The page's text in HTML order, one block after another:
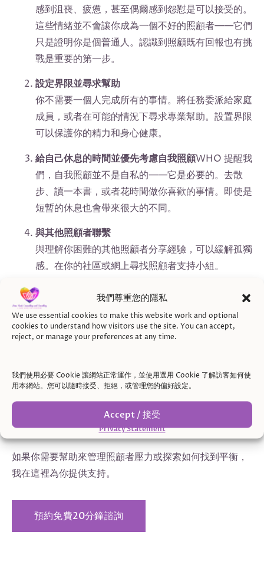
我們尊重您的隱私
We use essential cookies to make this website work and optional
cookies to understand how visitors use the site. You can accept,
reject, or manage your preferences at any time.
我們使用必要 Cookie 讓網站正常運作，並使用選用 Cookie 了解訪客如何使
用本網站。您可以隨時接受、拒絕，或管理您的偏好設定。
Accept / 接受
Privacy Statement
感到沮喪、疲憊，甚至偶爾感到怨懟是可以接受的。
這些情緒並不會讓你成為一個不好的照顧者——它們
只是證明你是個普通人。認識到照顧既有回報也有挑
戰是重要的第一步。
設定界限並尋求幫助
你不需要一個人完成所有的事情。將任務委派給家庭
成員，或者在可能的情況下尋求專業幫助。設置界限
可以保護你的精力和身心健康。
給自己休息的時間並優先考慮自我照顧WHO 提醒我
們，自我照顧並不是自私的——它是必要的。去散
步、讀一本書，或者花時間做你喜歡的事情。即使是
短暫的休息也會帶來很大的不同。
與其他照顧者聯繫
與理解你困難的其他照顧者分享經驗，可以緩解孤獨
感。在你的社區或網上尋找照顧者支持小組。
尋求心理諮詢
心理諮詢提供了一個安全的空間，讓你處理情緒、建
立心理韌性，並制定管理壓力的策略。
照顧是愛的表現，但你需要關心自己，才能將最好的狀態
帶給他人。WHO 和 WebMD 都強調，優先考慮自己的
心理健康可以讓你更有力量地支持你所愛的人。如果你感
到不堪重負，請相信你並不孤單——並且可以獲得支持。
如果你需要幫助來管理照顧者壓力或探索如何找到平衡，
我在這裡為你提供支持。
預約免費20分鐘諮詢